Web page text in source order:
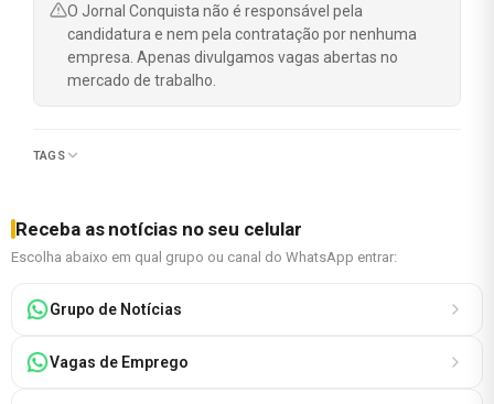
O Jornal Conquista não é responsável pela
candidatura e nem pela contratação por nenhuma
empresa. Apenas divulgamos vagas abertas no
mercado de trabalho.
TAGS
Receba as notícias no seu celular
Escolha abaixo em qual grupo ou canal do WhatsApp entrar:
Grupo de Notícias
Vagas de Emprego